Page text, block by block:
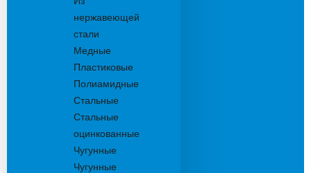
нержавеющей
стали
Медные
Пластиковые
Полиамидные
Стальные
Стальные
оцинкованные
Чугунные
Чугунные